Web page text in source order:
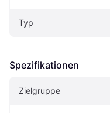
Typ
Spezifikationen
Zielgruppe